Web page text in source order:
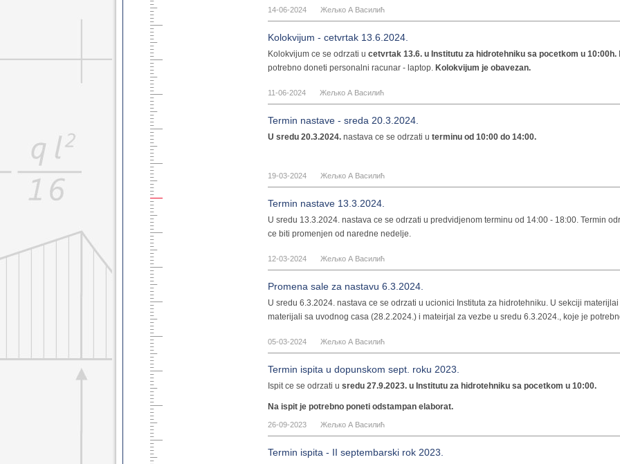
Грађ. специјал. 2014
Геод. основне 2014
Геод. дипломске 2014
Геодез. докторске 2014
Грађ. дипломске 2008
Геод. основне 2008
Геод. дипломске 2008
SWMM fajlove i godisnji zadatak u PDF formatu
datoteke koja se salje veca od 10 MB, slanje izvrsiti putem neke od platformi za online slanje
je potrebno doneti i odstampan godisnji zadatak
14-06-2024 Жељко А Василић
Kolokvijum - cetvrtak 13.6.2024.
Kolokvijum ce se odrzati u cetvrtak 13.6. u Institutu za hidrotehniku sa pocetkom u 10:00h.
potrebno doneti personalni racunar - laptop. Kolokvijum je obavezan.
11-06-2024 Жељко А Василић
Termin nastave - sreda 20.3.2024.
U sredu 20.3.2024. nastava ce se odrzati u terminu od 10:00 do 14:00.
19-03-2024 Жељко А Василић
Termin nastave 13.3.2024.
U sredu 13.3.2024. nastava ce se odrzati u predvidjenom terminu od 14:00 - 18:00. Termin
ce biti promenjen od naredne nedelje.
12-03-2024 Жељко А Василић
Promena sale za nastavu 6.3.2024.
U sredu 6.3.2024. nastava ce se odrzati u ucionici Instituta za hidrotehniku. U sekciji
materijali sa uvodnog casa (28.2.2024.) i mateirjal za vezbe u sredu 6.3.2024., koje je
05-03-2024 Жељко А Василић
Termin ispita u dopunskom sept. roku 2023.
Ispit ce se odrzati u sredu 27.9.2023. u Institutu za hidrotehniku sa pocetkom u 10:00.
Na ispit je potrebno poneti odstampan elaborat.
26-09-2023 Жељко А Василић
Termin ispita - II septembarski rok 2023.